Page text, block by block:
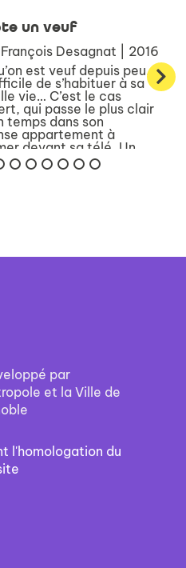
un veuf
Desagnat | 2016
est veuf depuis peu, il
de s’habituer à sa
vie… C’est le cas
qui passe le plus clair
temps dans son
appartement à
devant sa télé. Un
Manuela, une jeune
par
et la Ville de